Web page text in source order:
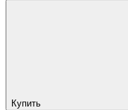
Купить